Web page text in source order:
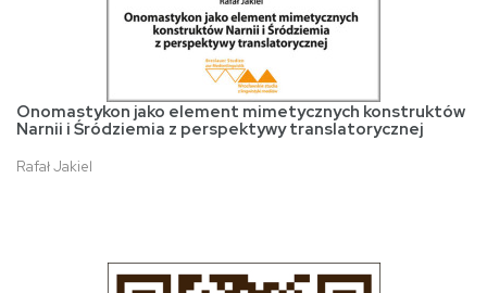
Onomastykon jako element mimetycznych konstruktów
Narnii i Śródziemia z perspektywy translatorycznej
Rafał Jakiel